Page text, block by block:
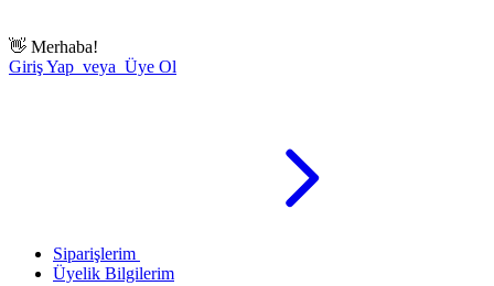
👋 Merhaba!
Giriş Yap veya Üye Ol
Siparişlerim
Üyelik Bilgilerim